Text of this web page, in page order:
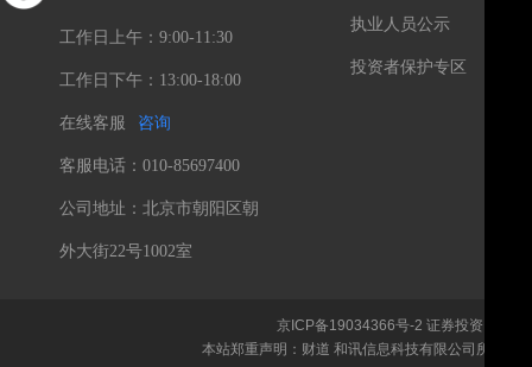
工作日上午：9:00-11:30
工作日下午：13:00-18:00
在线客服 咨询
客服电话：010-85697400
公司地址：北京市朝阳区朝
外大街22号1002室
执业人员公示
投资者保护专区
京ICP备19034366号-2 证券投资咨询、
本站郑重声明：财道 和讯信息科技有限公司所载文